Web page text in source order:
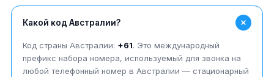
Какой код Австралии?
Код страны Австралии: +61. Это международный
префикс набора номера, используемый для звонка на
любой телефонный номер в Австралии — стационарный